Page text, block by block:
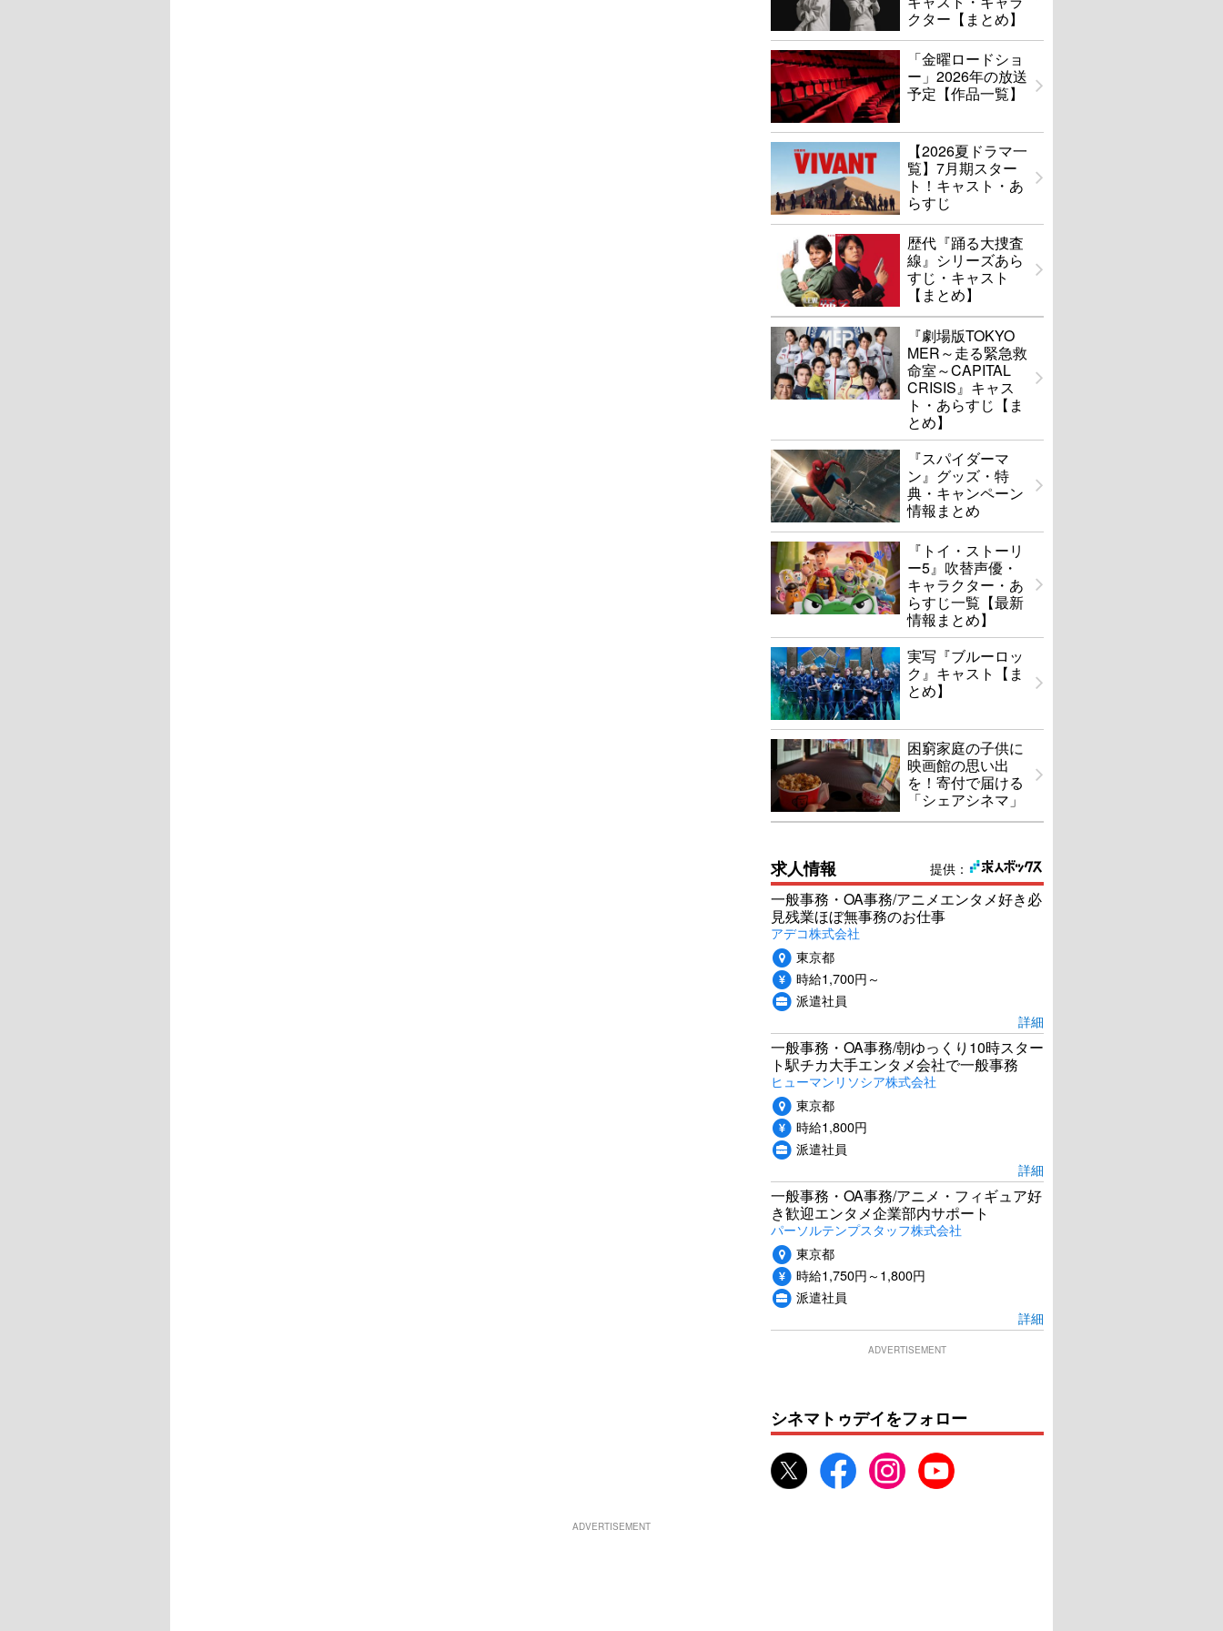
クター【まとめ】
「金曜ロードショ
ー」2026年の放送
予定【作品一覧】
【2026夏ドラマ一
覧】7月期スター
ト！キャスト・あ
らすじ
歴代『踊る大捜査
線』シリーズあら
すじ・キャスト
【まとめ】
『劇場版TOKYO
MER～走る緊急救
命室～CAPITAL
CRISIS』キャス
ト・あらすじ【ま
とめ】
『スパイダーマ
ン』グッズ・特
典・キャンペーン
情報まとめ
『トイ・ストーリ
ー5』吹替声優・
キャラクター・あ
らすじ一覧【最新
情報まとめ】
実写『ブルーロッ
ク』キャスト【ま
とめ】
困窮家庭の子供に
映画館の思い出
を！寄付で届ける
「シェアシネマ」
提供：
求人情報
一般事務・OA事務/アニメエンタメ好き必
見残業ほぼ無事務のお仕事
アデコ株式会社
東京都
時給1,700円～
派遣社員
詳細
一般事務・OA事務/朝ゆっくり10時スター
ト駅チカ大手エンタメ会社で一般事務
ヒューマンリソシア株式会社
東京都
時給1,800円
派遣社員
詳細
一般事務・OA事務/アニメ・フィギュア好
き歓迎エンタメ企業部内サポート
パーソルテンプスタッフ株式会社
東京都
時給1,750円～1,800円
派遣社員
詳細
ADVERTISEMENT
シネマトゥデイをフォロー
ADVERTISEMENT